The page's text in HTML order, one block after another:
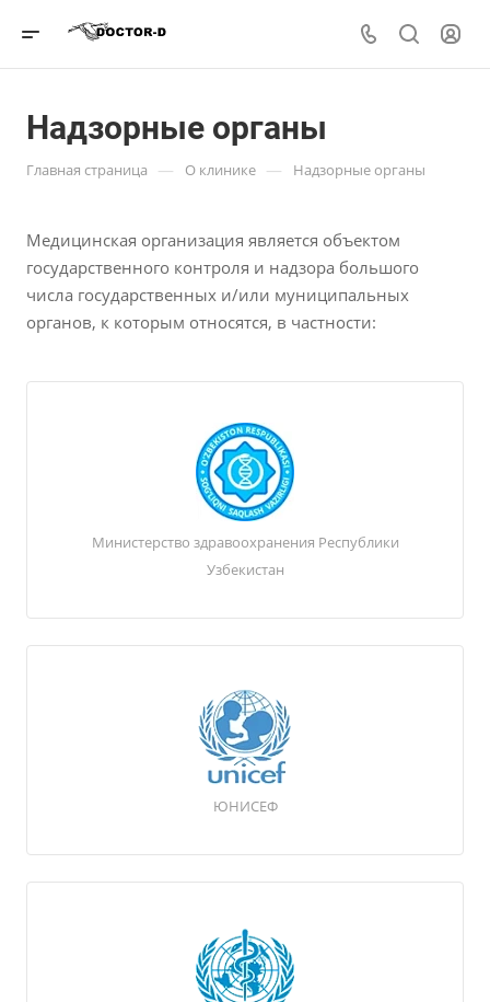
Надзорные органы
Главная страница — О клинике — Надзорные органы
Медицинская организация является объектом
государственного контроля и надзора большого
числа государственных и/или муниципальных
органов, к которым относятся, в частности:
Министерство здравоохранения Республики
Узбекистан
ЮНИСЕФ